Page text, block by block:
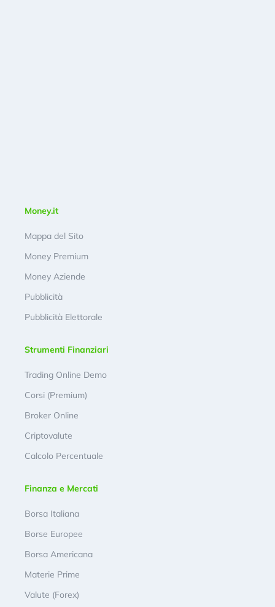
Money.it
Mappa del Sito
Money Premium
Money Aziende
Pubblicità
Pubblicità Elettorale
Strumenti Finanziari
Trading Online Demo
Corsi (Premium)
Broker Online
Criptovalute
Calcolo Percentuale
Finanza e Mercati
Borsa Italiana
Borse Europee
Borsa Americana
Materie Prime
Valute (Forex)